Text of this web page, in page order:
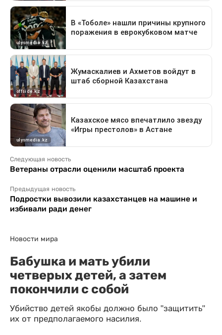
Следующая новость
Ветераны отрасли оценили масштаб проекта
Предыдущая новость
Подростки вывозили казахстанцев на машине и
избивали ради денег
Новости мира
Бабушка и мать убили
четверых детей, а затем
покончили с собой
Убийство детей якобы должно было "защитить"
их от предполагаемого насилия.